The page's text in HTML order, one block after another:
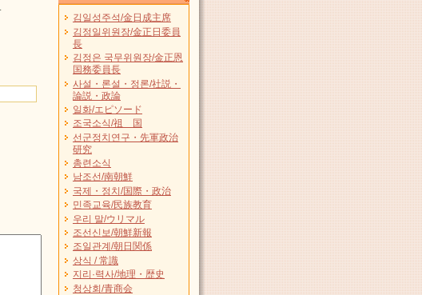
김일성주석/金日成主席
김정일위원장/金正日委員
長
김정은 국무위원장/金正恩
国務委員長
사설・론설・정론/社説・
論説・政論
일화/エピソード
조국소식/祖 国
선군정치연구・先軍政治
研究
총련소식
남조선/南朝鮮
국제・정치/国際・政治
민족교육/民族教育
우리 말/ウリマル
조선신보/朝鮮新報
조일관계/朝日関係
상식 / 常識
지리·력사/地理・歴史
청상회/青商会